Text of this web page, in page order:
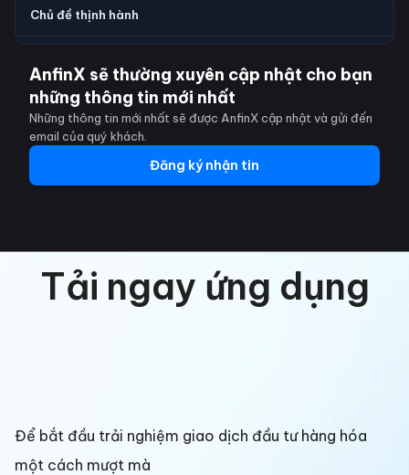
Chủ đề thịnh hành
AnfinX sẽ thường xuyên cập nhật cho bạn
những thông tin mới nhất
Những thông tin mới nhất sẽ được AnfinX cập nhật và gửi đến
email của quý khách.
Đăng ký nhận tin
Tải ngay ứng dụng
Để bắt đầu trải nghiệm giao dịch đầu tư hàng hóa
một cách mượt mà